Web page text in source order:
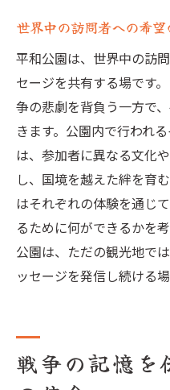
世界中の訪問者への希
平和公園は、世界中の訪
セージを共有する場です
争の悲劇を背負う一方で
きます。公園内で行われ
は、参加者に異なる文化
し、国境を越えた絆を育
はそれぞれの体験を通じ
るために何ができるかを
公園は、ただの観光地で
ッセージを発信し続ける場
戦争の記憶を